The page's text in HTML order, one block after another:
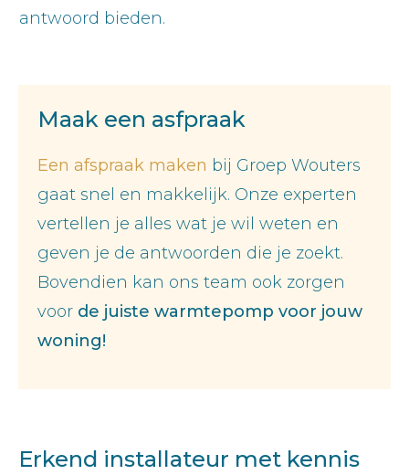
antwoord bieden.
Maak een asfpraak
Een afspraak maken bij Groep Wouters
gaat snel en makkelijk. Onze experten
vertellen je alles wat je wil weten en
geven je de antwoorden die je zoekt.
Bovendien kan ons team ook zorgen
voor de juiste warmtepomp voor jouw
woning!
Erkend installateur met kennis